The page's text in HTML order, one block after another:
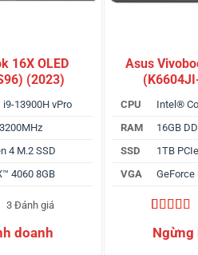
16X OLED
(2023)
13900H vPro
4 M.2 SSD
4060 8GB
3 Đánh giá
Asus
CPU
Intel®
RAM
16GB
SSD
1TB
VGA
GeForce
4.67trên
dựa trên